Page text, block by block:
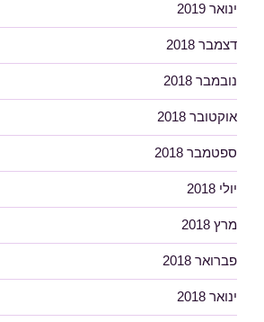
ינואר 2019
דצמבר 2018
נובמבר 2018
אוקטובר 2018
ספטמבר 2018
יולי 2018
מרץ 2018
פברואר 2018
ינואר 2018